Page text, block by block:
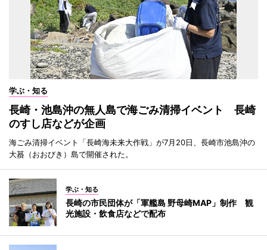
学ぶ・知る
長崎・池島沖の無人島で海ごみ清掃イベント 長崎
のすし店などが企画
海ごみ清掃イベント「長崎海未来大作戦」が7月20日、長崎市池島沖の
大蟇（おおびき）島で開催された。
学ぶ・知る
長崎の市民団体が「軍艦島 野母崎MAP」制作 観
光施設・飲食店などで配布